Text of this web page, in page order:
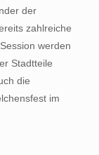
der
zahlreiche
werden
Stadtteile
die
im